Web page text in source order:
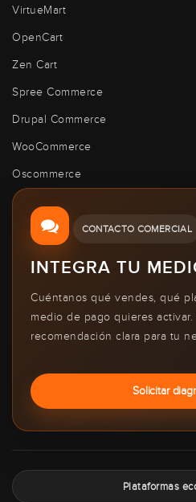
VirtueMart
OpenCart
Zen Cart
Spree Commerce
Drupal Commerce
WooCommerce
Oscommerce
CONTACTO COMERCIAL
INTEGRA TU
Cuéntanos qué vendes, qué
medio de pago quieres
recomendación clara para tu
Solicitar
Plataformas